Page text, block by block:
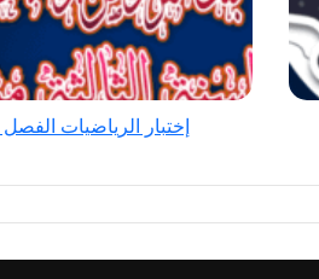
الجيل
الثاني
نموذج
إختبار الرياضيات الفصل